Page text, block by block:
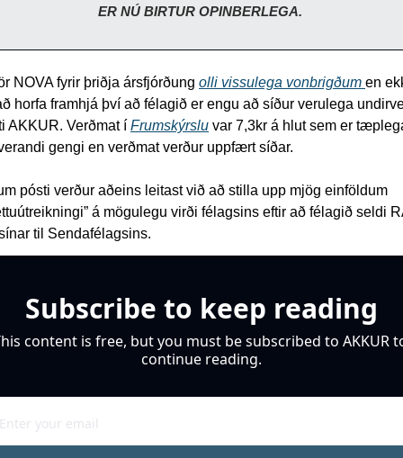
ER NÚ BIRTUR OPINBERLEGA.
NOVA fyrir þriðja ársfjórðung olli vissulega vonbrigðum en
horfa framhjá því að félagið er engu að síður verulega
AKKUR. Verðmat í Frumskýrslu var 7,3kr á hlut sem er
gengi en verðmat verður uppfært síðar.
pósti verður aðeins leitast við að stilla upp mjög einföldum
á mögulegu virði félagsins eftir að félagið seldi
til Sendafélagsins.
Subscribe to keep reading
content is free, but you must be subscribed to AKKUR
continue reading.